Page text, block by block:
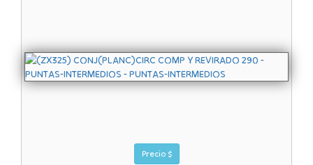
Precio $